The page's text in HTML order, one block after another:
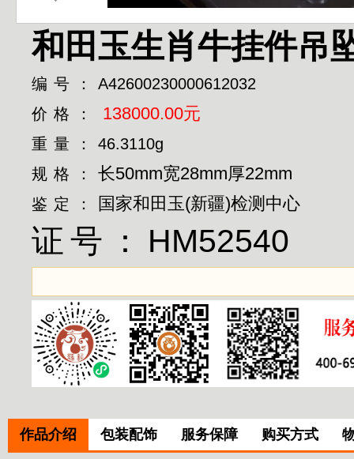
和田玉生肖牛挂件吊
编号： A42600230000612032
价格：
138000.00元
重量： 46.3110g
规格： 长50mm宽28mm厚22mm
鉴定： 国家和田玉(新疆)检测中心
证号： HM52540
作品介绍 包装配饰 服务保障 购买方式